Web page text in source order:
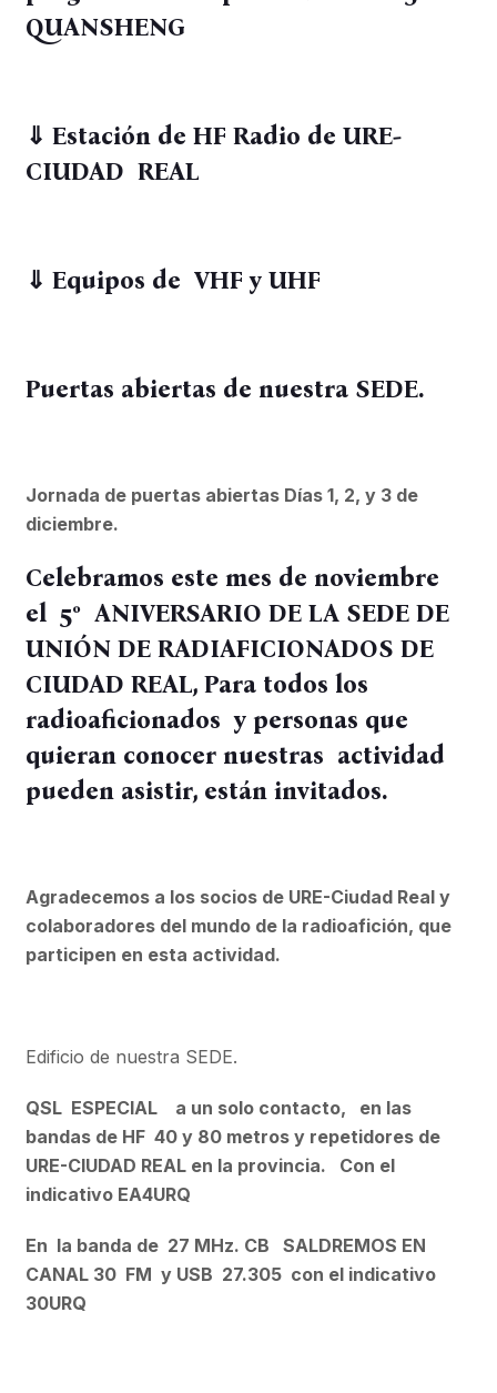
QUANSHENG
⇓ Estación de HF Radio de URE-
CIUDAD REAL
⇓ Equipos de VHF y UHF
Puertas abiertas de nuestra SEDE.
Jornada de puertas abiertas Días 1, 2, y 3 de
diciembre.
Celebramos este mes de noviembre
el 5º ANIVERSARIO DE LA SEDE DE
UNIÓN DE RADIAFICIONADOS DE
CIUDAD REAL, Para todos los
radioaficionados y personas que
quieran conocer nuestras actividad
pueden asistir, están invitados.
Agradecemos a los socios de URE-Ciudad Real y
colaboradores del mundo de la radioafición, que
participen en esta actividad.
Edificio de nuestra SEDE.
QSL ESPECIAL a un solo contacto, en las
bandas de HF 40 y 80 metros y repetidores de
URE-CIUDAD REAL en la provincia. Con el
indicativo EA4URQ
En la banda de 27 MHz. CB SALDREMOS EN
CANAL 30 FM y USB 27.305 con el indicativo
30URQ